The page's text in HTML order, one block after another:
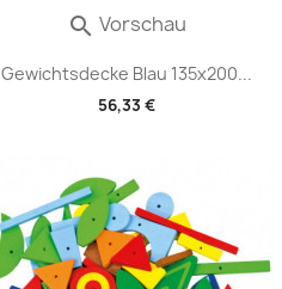
Gewichtsdecke Blau 135x200...
56,33 €
 Vorschau